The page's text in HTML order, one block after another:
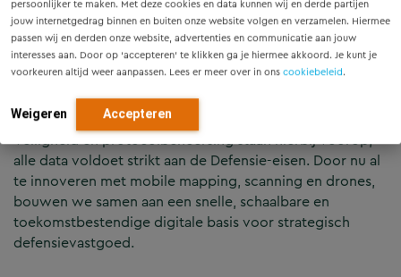
persoonlijker te maken. Met deze cookies en data kunnen wij en derde partijen
jouw internetgedrag binnen en buiten onze website volgen en verzamelen. Hiermee
passen wij en derden onze website, advertenties en communicatie aan jouw
interesses aan. Door op ‘accepteren’ te klikken ga je hiermee akkoord. Je kunt je
voorkeuren altijd weer aanpassen. Lees er meer over in ons cookiebeleid.
Weigeren Accepteren
Movares Geosolutions levert al jarenlang
nauwkeurige geo-data en metingen op militaire locaties.
Met high-end apparatuur brengen wij zelfs de meest
complexe of streng beveiligde omgevingen
betrouwbaar in kaart.
Veiligheid en protocolbeheersing staan hierbij voorop;
alle data voldoet strikt aan de Defensie-eisen. Door nu al
te innoveren met mobile mapping, scanning en drones,
bouwen we samen aan een snelle, schaalbare en
toekomstbestendige digitale basis voor strategisch
defensievastgoed.